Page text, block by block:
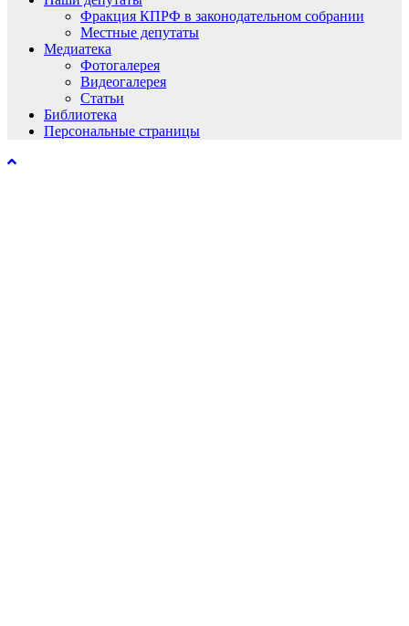
Фракция КПРФ в законодательном собрании
Местные депутаты
Медиатека
Фотогалерея
Видеогалерея
Статьи
Библиотека
Персональные страницы